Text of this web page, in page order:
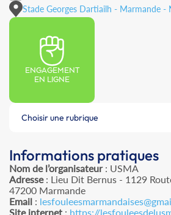
Stade Georges Dartiailh - Marmande -
ENGAGEMENT
EN LIGNE
Choisir une rubrique
Informations pratiques
Nom de l’organisateur: USMA
Adresse: Lieu Dit Bernus - 1129
47200 Marmande
Email :
Site internet : https://